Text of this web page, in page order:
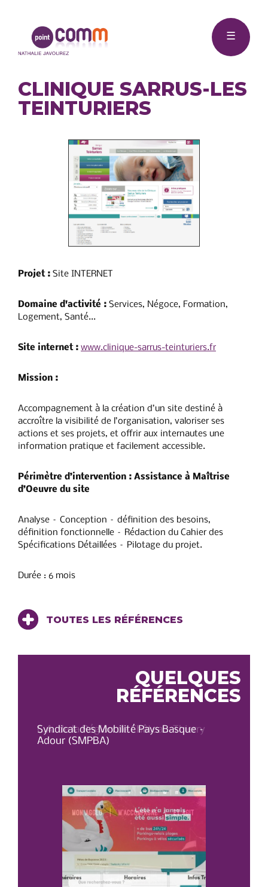
Point
☰
CLINIQUE SARRUS-LES
TEINTURIERS
Projet : Site INTERNET
Domaine d'activité : Services, Négoce, Formation,
Logement, Santé...
Site internet : www.clinique-sarrus-teinturiers.fr
Mission :
Accompagnement à la création d’un site destiné à
accroître la visibilité de l’organisation, valoriser ses
actions et ses projets, et offrir aux internautes une
information pratique et facilement accessible.
Périmètre d’intervention : Assistance à Maîtrise
d’Oeuvre du site
Analyse – Conception – définition des besoins,
définition fonctionnelle – Rédaction du Cahier des
Spécifications Détaillées – Pilotage du projet.
Durée : 6 mois
TOUTES LES RÉFÉRENCES
QUELQUES
RÉFÉRENCES
C.A. de la Région de Château-Thierry
Syndicat des Mobilité Pays Basque –
Adour (SMPBA)